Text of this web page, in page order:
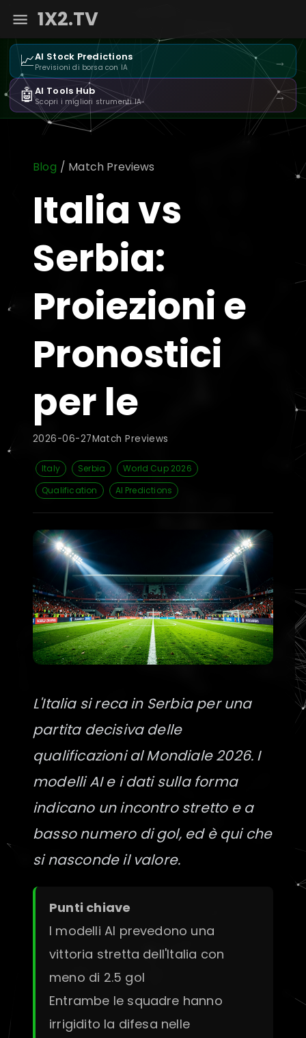
1X2.TV
📈AI Stock Predictions
Previsioni di borsa con IA →
🤖AI Tools Hub
Scopri i migliori strumenti IA →
Blog / Match Previews
Italia vs
Serbia:
Proiezioni e
Pronostici
per le
2026-06-27Match Previews
Italy Serbia
World Cup 2026
Qualification
AI Predictions
L'Italia si reca in Serbia per una
partita decisiva delle
qualificazioni al Mondiale 2026. I
modelli AI e i dati sulla forma
indicano un incontro stretto e a
basso numero di gol, ed è qui che
si nasconde il valore.
Punti chiave
I modelli AI prevedono una
vittoria stretta dell'Italia con
meno di 2.5 gol
Entrambe le squadre hanno
irrigidito la difesa nelle